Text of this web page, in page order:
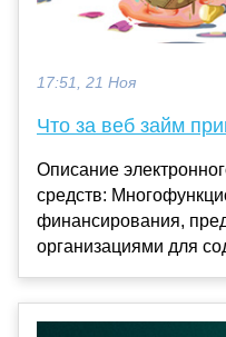
17:51, 21 Ноя
Что за веб займ
Описание
средств:
финансирования,
организациями для